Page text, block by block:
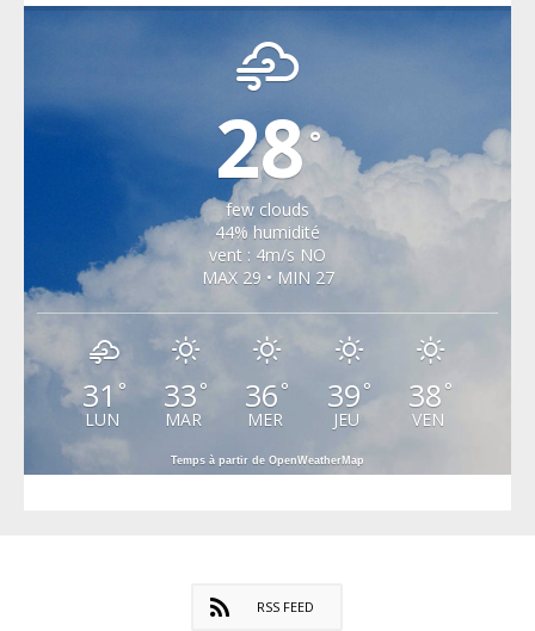
28°
few clouds
44% humidité
vent : 4m/s NO
MAX 29 • MIN 27
31°
LUN
33 °
MAR
36 °
MER
39 °
JEU
38 °
VEN
Temps à partir de OpenWeatherMap
RSS FEED